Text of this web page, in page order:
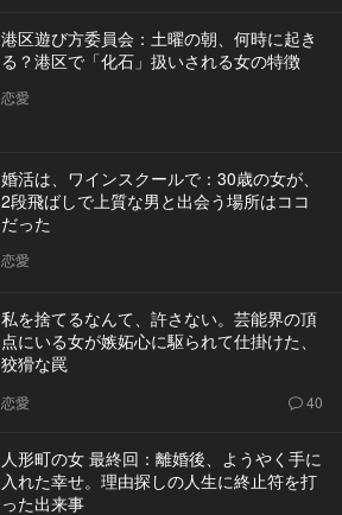
港区遊び方委員会：土曜の朝、何時に起き
る？港区で「化石」扱いされる女の特徴
恋愛
婚活は、ワインスクールで：30歳の女が、
2段飛ばしで上質な男と出会う場所はココ
だった
恋愛
私を捨てるなんて、許さない。芸能界の頂
点にいる女が嫉妬心に駆られて仕掛けた、
狡猾な罠
恋愛 40
人形町の女 最終回：離婚後、ようやく手に
入れた幸せ。理由探しの人生に終止符を打
った出来事